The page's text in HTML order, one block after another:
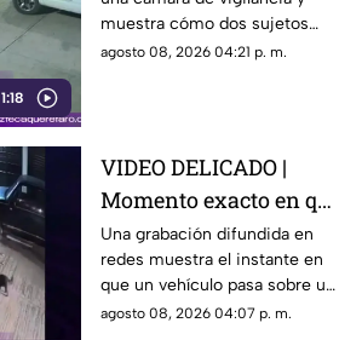
1:18
su camioneta
muestra cómo dos sujetos
obligaron a un conductor y a
agosto 08, 2026 04:21 p. m.
VIDEO DELICADO |
Momento exacto en que
camioneta atropella a
un perro y conductor
escapa
Una grabación difundida en
redes muestra el instante en
que un vehículo pasa sobre un
perro y continúa su camino sin
agosto 08, 2026 04:07 p. m.